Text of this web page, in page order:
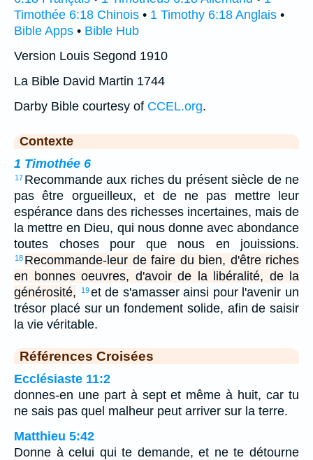
Timothée 6:18 Chinois • 1 Timothy 6:18 Anglais •
Bible Apps • Bible Hub
Version Louis Segond 1910
La Bible David Martin 1744
Darby Bible courtesy of CCEL.org.
Contexte
1 Timothée 6
17 Recommande aux riches du présent siècle de ne
pas être orgueilleux, et de ne pas mettre leur
espérance dans des richesses incertaines, mais de
la mettre en Dieu, qui nous donne avec abondance
toutes choses pour que nous en jouissions.
18 Recommande-leur de faire du bien, d'être riches
en bonnes oeuvres, d'avoir de la libéralité, de la
générosité,
19 et de s'amasser ainsi pour l'avenir un
trésor placé sur un fondement solide, afin de saisir
la vie véritable.
Références Croisées
Ecclésiaste 11:2
donnes-en une part à sept et même à huit, car tu
ne sais pas quel malheur peut arriver sur la terre.
Matthieu 5:42
Donne à celui qui te demande, et ne te détourne